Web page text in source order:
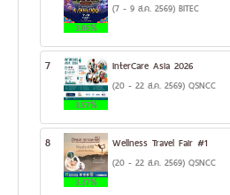
3.86%
(7 - 9 ส.ค. 2569) BITEC
7
3.57%
InterCare Asia 2026
(20 - 22 ส.ค. 2569) QSNCC
8
3.37%
Wellness Travel Fair #1
(20 - 22 ส.ค. 2569) QSNCC